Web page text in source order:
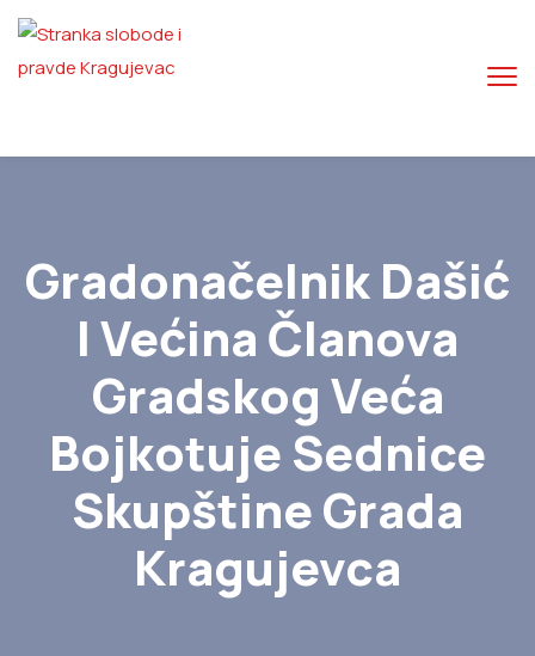
Gradonačelnik Dašić
I Većina Članova
Gradskog Veća
Bojkotuje Sednice
Skupštine Grada
Kragujevca